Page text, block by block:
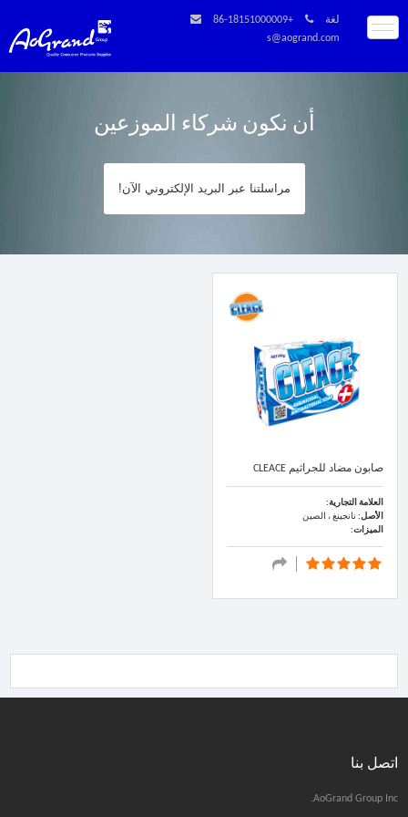
لغة
+86-18151000009
s@aogrand.com
أن نكون شركاء الموزعين
مراسلتنا عبر البريد الإلكتروني الآن!
صابون مضاد للجراثيم CLEACE
العلامة التجارية:
الأصل: نانجينغ ، الصين
الميزات:
اتصل بنا
AoGrand Group Inc.